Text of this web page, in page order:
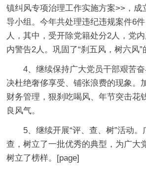
镇纠风专项治理工作实施方案>>，成
导小组。今年共处理违纪违规案件6
人，其中，受开除党籍处分2人，党
内警告2人。巩固了“刹五风，树六风”
4、继续保持广大党员干部艰苦
决杜绝奢侈享受、铺张浪费的现象。
财务管理，狠刹吃喝风、年节突击花
良风气。
5、继续开展“评、查、树”活动
查，树立了一批优秀的典型，为广大
树立了榜样。[page]